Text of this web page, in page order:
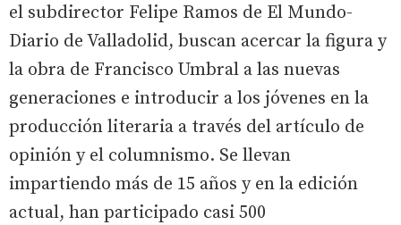
el subdirector Felipe Ramos de El Mundo-
Diario de Valladolid, buscan acercar la figura y
la obra de Francisco Umbral a las nuevas
generaciones e introducir a los jóvenes en la
producción literaria a través del artículo de
opinión y el columnismo. Se llevan
impartiendo más de 15 años y en la edición
actual, han participado casi 500